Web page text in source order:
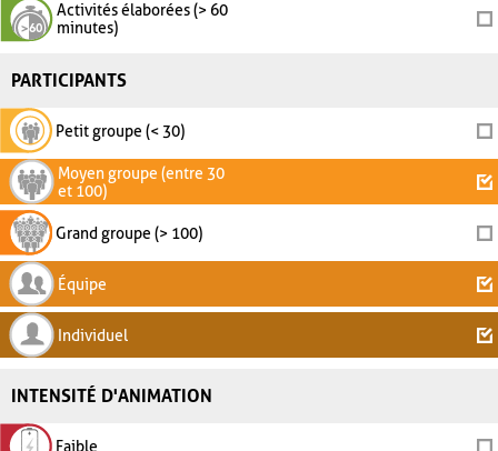
Activités élaborées (> 60
minutes)
PARTICIPANTS
Petit groupe (< 30)
Moyen groupe (entre 30
et 100)
Grand groupe (> 100)
Équipe
Individuel
INTENSITÉ D'ANIMATION
Faible